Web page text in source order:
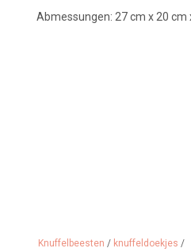
Abmessungen: 27 cm x 20 cm
Knuffelbeesten / knuffeldoekjes /